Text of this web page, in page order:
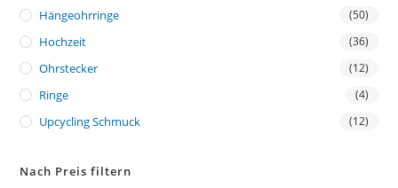
Hängeohrringe (50)
Hochzeit (36)
Ohrstecker (12)
Ringe (4)
Upcycling Schmuck (12)
Nach Preis filtern